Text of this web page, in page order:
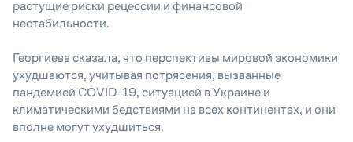
растущие риски рецессии и финансовой
нестабильности.
Георгиева сказала, что перспективы мировой экономики
ухудшаются, учитывая потрясения, вызванные
пандемией COVID-19, ситуацией в Украине и
климатическими бедствиями на всех континентах, и они
вполне могут ухудшиться.